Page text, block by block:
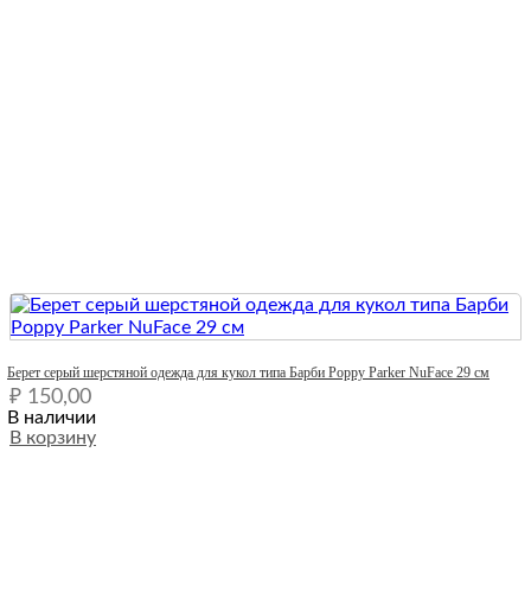
Берет серый шерстяной одежда для кукол типа Барби Poppy Parker NuFace 29 см
₽ 150,00
В наличии
В корзину